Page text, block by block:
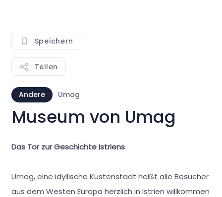
Speichern
Teilen
Andere Umag
Museum von Umag
Das Tor zur Geschichte Istriens
Umag, eine idyllische Küstenstadt heißt alle Besucher
aus dem Westen Europa herzlich in Istrien willkommen